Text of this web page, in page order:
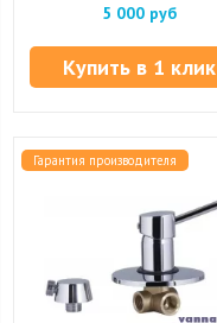
5 000 руб
Купить в 1 клик
Гарантия производителя